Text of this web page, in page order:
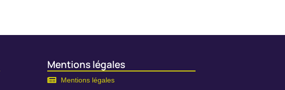
Mentions légales
Mentions légales